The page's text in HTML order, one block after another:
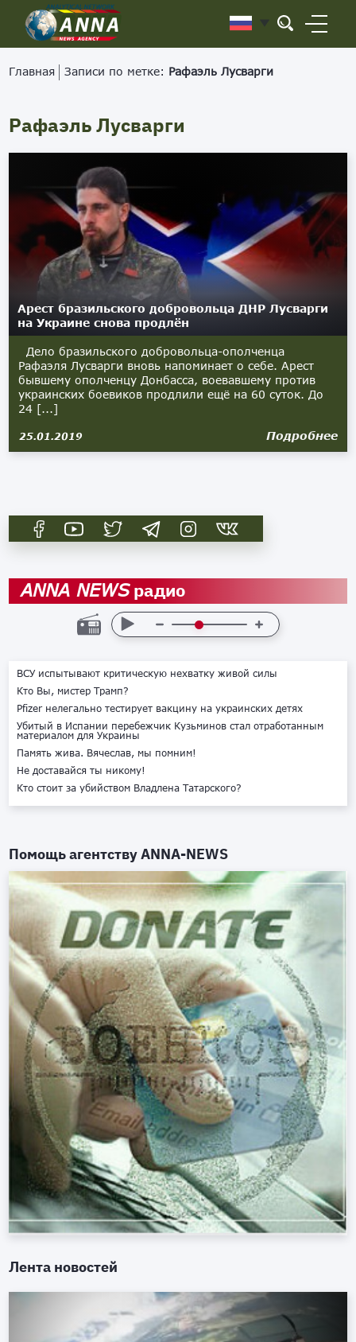
Главная Записи по метке: Рафаэль Лусварги
Рафаэль Лусварги
Арест бразильского добровольца ДНР Лусварги
на Украине снова продлён
Дело бразильского добровольца-ополченца
Рафаэля Лусварги вновь напоминает о себе. Арест
бывшему ополченцу Донбасса, воевавшему против
украинских боевиков продлили ещё на 60 суток. До
24 [...]
25.01.2019 Подробнее
ANNA NEWSрадио
ВСУ испытывают критическую нехватку живой силы
Кто Вы, мистер Трамп?
Pfizer нелегально тестирует вакцину на украинских детях
Убитый в Испании перебежчик Кузьминов стал отработанным
материалом для Украины
Память жива. Вячеслав, мы помним!
Не доставайся ты никому!
Кто стоит за убийством Владлена Татарского?
Помощь агентствуANNA-NEWS
Лента новостей